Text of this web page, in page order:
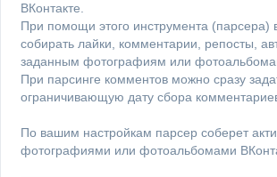
ВКонтакте.
При помощи этого инструмента (парсера)
собирать лайки, комментарии, репосты,
заданным фотографиям или
При парсинге комментов можно сразу
ограничивающую дату сбора
По вашим настройкам парсер соберет
фотографиями или фотоальбомами